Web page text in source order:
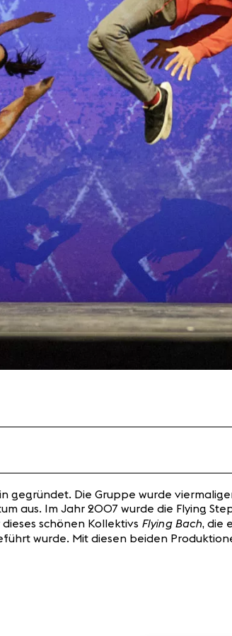
gegründet. Die Gruppe wurde
aus. Im Jahr 2007 wurde die Flying
schönen Kollektivs Flying Bach, die
wurde. Mit diesen beiden